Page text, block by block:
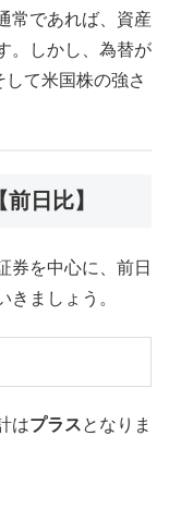
常であれば、資産
。しかし、為替が
て米国株の強さ
日比】
券を中心に、前日
ましょう。
はプラスとなりま